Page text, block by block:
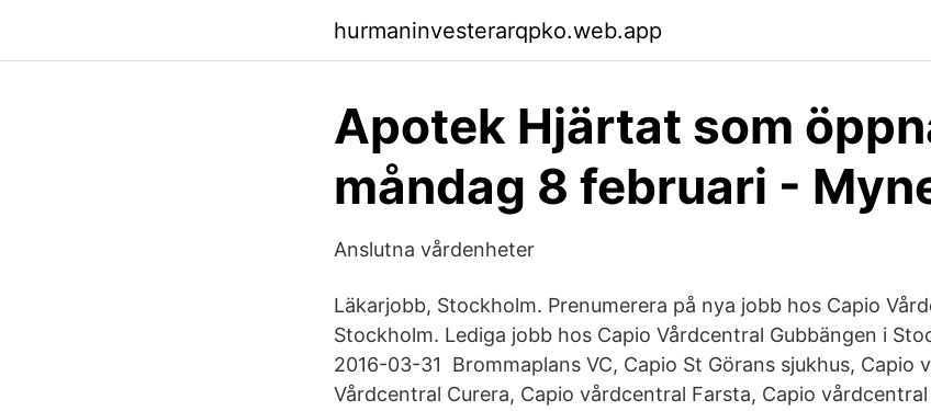
hurmaninvesterarqpko.web.app
Apotek Hjärtat som
måndag 8 februari -
Anslutna vårdenheter
Läkarjobb, Stockholm. Prenumerera på nya jobb hos Capio
Stockholm. Lediga jobb hos Capio Vårdcentral Gubbängen i
2016-03-31 Brommaplans VC, Capio St Görans sjukhus, Capio
Vårdcentral Curera, Capio vårdcentral Farsta, Capio